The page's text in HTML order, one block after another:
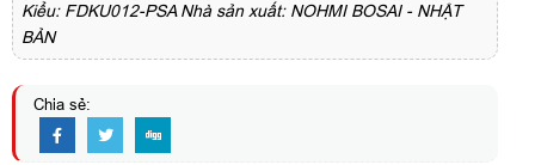
Kiểu: FDKU012-PSA Nhà sản xuất: NOHMI BOSAI - NHẬT
BẢN
Chia sẻ: